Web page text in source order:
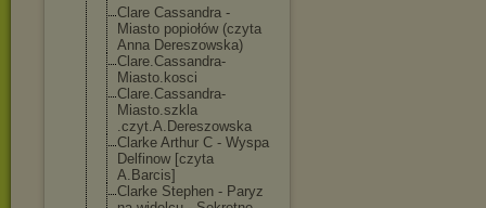
Clare Cassandra -
Miasto popiołów (czyta
Anna Dereszowska)
Clare.Cassandra-
Miasto.kosci
Clare.Cassandra-
Miasto.szkla
.czyt.A.Dereszowska
Clarke Arthur C - Wyspa
Delfinow [czyta
A.Barcis]
Clarke Stephen - Paryz